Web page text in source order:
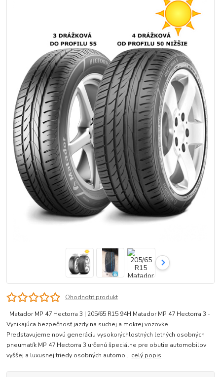
Ohodnotiť produkt
Matador MP 47 Hectorra 3 | 205/65 R15 94H Matador MP 47 Hectorra 3 -
Vynikajúca bezpečnosť jazdy na suchej a mokrej vozovke.
Predstavujeme novú generáciu vysokorýchlostných letných osobných
pneumatík MP 47 Hectorra 3 určenú špeciálne pre obutie automobilov
vyššej a luxusnej triedy osobných automo... celý popis